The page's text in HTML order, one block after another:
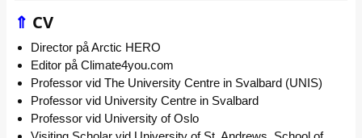
⇑ CV
Director på Arctic HERO
Editor på Climate4you.com
Professor vid The University Centre in Svalbard (UNIS)
Professor vid University Centre in Svalbard
Professor vid University of Oslo